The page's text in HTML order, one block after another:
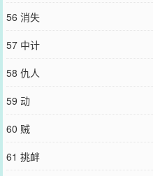
56 消失
57 中计
58 仇人
59 动
60 贼
61 挑衅